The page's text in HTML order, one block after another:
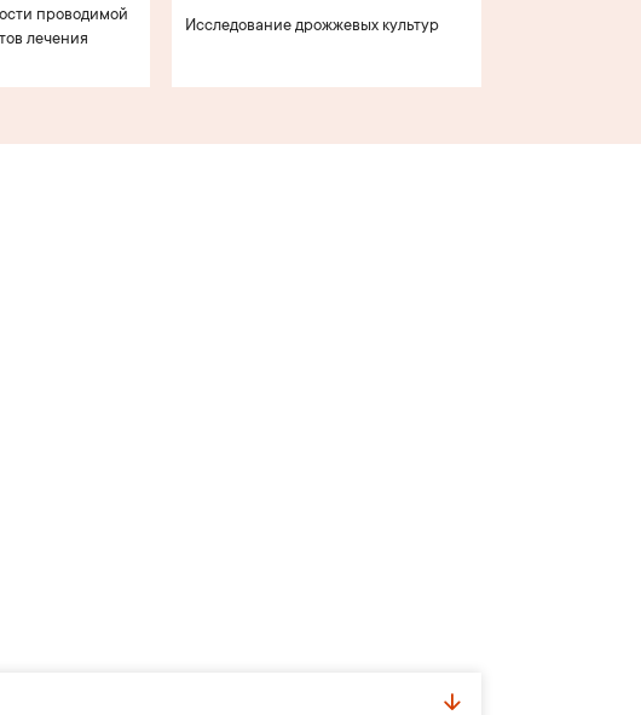
проводимой
лечения
Исследование дрожжевых культур